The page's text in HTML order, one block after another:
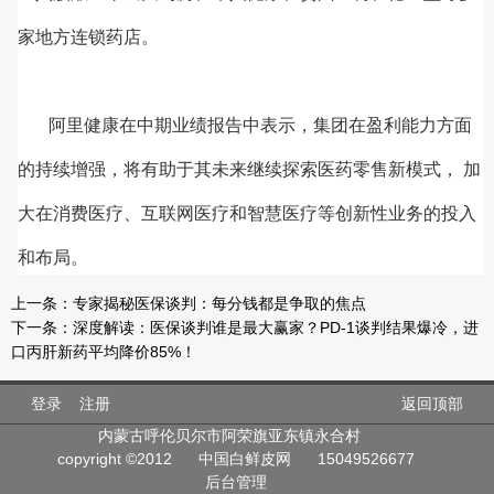
家地方连锁药店。
阿里健康在中期业绩报告中表示，集团在盈利能力方面
的持续增强，将有助于其未来继续探索医药零售新模式， 加
大在消费医疗、互联网医疗和智慧医疗等创新性业务的投入
和布局。
上一条： 专家揭秘医保谈判：每分钱都是争取的焦点
下一条： 深度解读：医保谈判谁是最大赢家？PD-1谈判结果爆冷，进
口丙肝新药平均降价85%！
登录 注册
返回顶部
内蒙古呼伦贝尔市阿荣旗亚东镇永合村
copyright ©2012
中国白鲜皮网
15049526677
后台管理